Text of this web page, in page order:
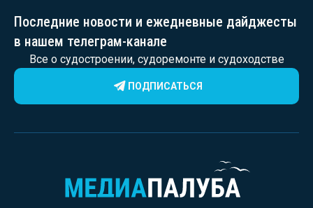
Последние новости и ежедневные дайджесты
в нашем телеграм-канале
Все о судостроении, судоремонте и судоходстве
ПОДПИСАТЬСЯ